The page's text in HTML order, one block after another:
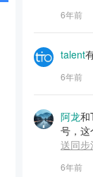
6年前
talent
6年前
阿龙和
号，这
送同步
6年前